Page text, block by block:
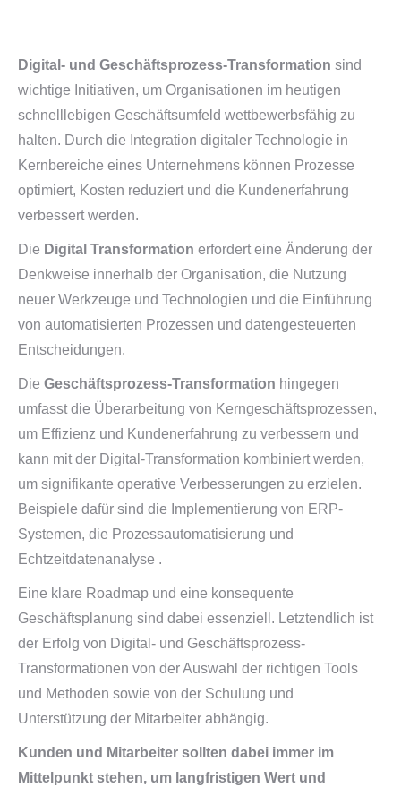
Digital- und Geschäftsprozess-Transformation sind
wichtige Initiativen, um Organisationen im heutigen
schnelllebigen Geschäftsumfeld wettbewerbsfähig zu
halten. Durch die Integration digitaler Technologie in
Kernbereiche eines Unternehmens können Prozesse
optimiert, Kosten reduziert und die Kundenerfahrung
verbessert werden.
Die Digital Transformation erfordert eine Änderung der
Denkweise innerhalb der Organisation, die Nutzung
neuer Werkzeuge und Technologien und die Einführung
von automatisierten Prozessen und datengesteuerten
Entscheidungen.
Die Geschäftsprozess-Transformation hingegen
umfasst die Überarbeitung von Kerngeschäftsprozessen,
um Effizienz und Kundenerfahrung zu verbessern und
kann mit der Digital-Transformation kombiniert werden,
um signifikante operative Verbesserungen zu erzielen.
Beispiele dafür sind die Implementierung von ERP-
Systemen, die Prozessautomatisierung und
Echtzeitdatenanalyse .
Eine klare Roadmap und eine konsequente
Geschäftsplanung sind dabei essenziell. Letztendlich ist
der Erfolg von Digital- und Geschäftsprozess-
Transformationen von der Auswahl der richtigen Tools
und Methoden sowie von der Schulung und
Unterstützung der Mitarbeiter abhängig.
Kunden und Mitarbeiter sollten dabei immer im
Mittelpunkt stehen, um langfristigen Wert und